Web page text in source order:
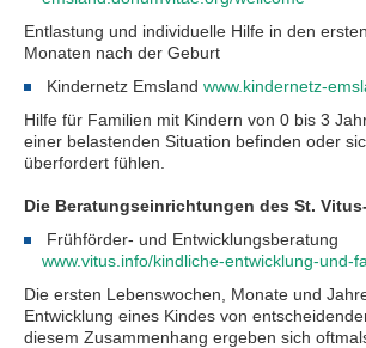
Entlastung und individuelle Hilfe in den
Monaten nach der Geburt
Kindernetz Emsland www.kindernetz-
Hilfe für Familien mit Kindern von 0 bis 3
einer belastenden Situation befinden oder
überfordert fühlen.
Die Beratungseinrichtungen des St.
Frühförder- und Entwicklungsberatung
www.vitus.info/kindliche-entwicklung-und-
Die ersten Lebenswochen, Monate und
Entwicklung eines Kindes von
diesem Zusammenhang ergeben sich